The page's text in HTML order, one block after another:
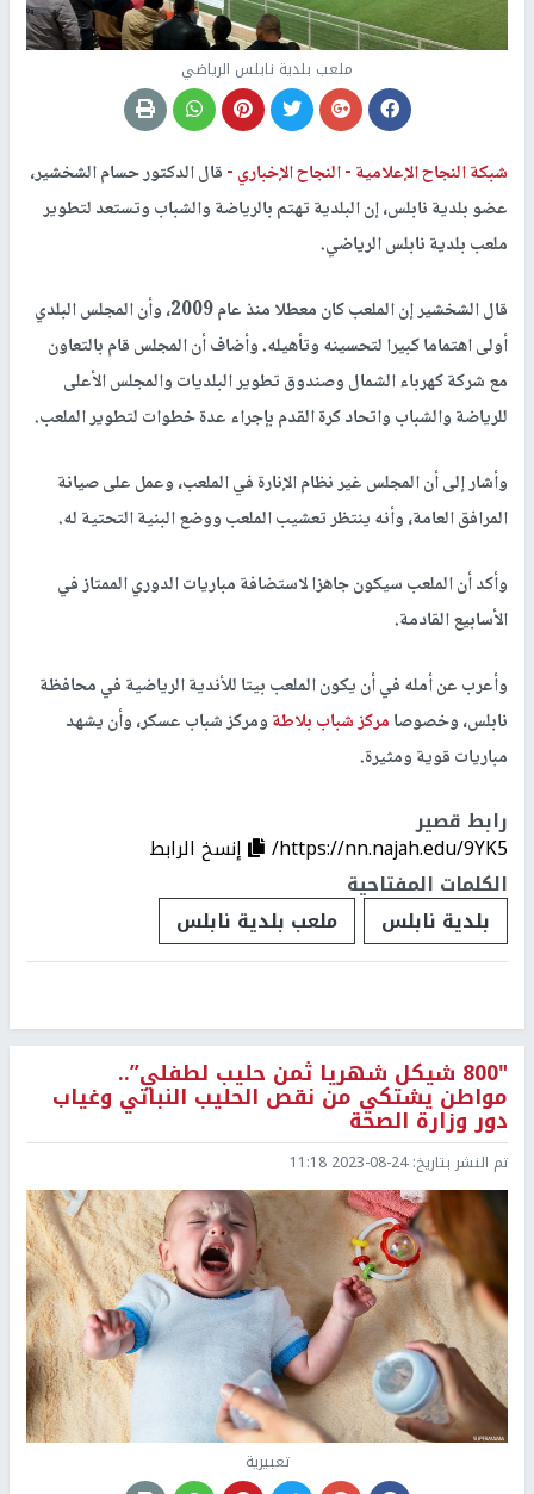
ملعب بلدية نابلس الرياضي
شبكة النجاح الإعلامية -النجاح الإخباري -قال الدكتور حسام الشخشير،
عضو بلدية نابلس، إن البلدية تهتم بالرياضة والشباب وتستعد لتطوير
ملعب بلدية نابلس الرياضي.
قال الشخشير إن الملعب كان معطلا منذ عام 2009، وأن المجلس البلدي
أولى اهتماما كبيرا لتحسينه وتأهيله. وأضاف أن المجلس قام بالتعاون
مع شركة كهرباء الشمال وصندوق تطوير البلديات والمجلس الأعلى
للرياضة والشباب واتحاد كرة القدم بإجراء عدة خطوات لتطوير الملعب.
وأشار إلى أن المجلس غير نظام الإنارة في الملعب، وعمل على صيانة
المرافق العامة، وأنه ينتظر تعشيب الملعب ووضع البنية التحتية له.
وأكد أن الملعب سيكون جاهزا لاستضافة مباريات الدوري الممتاز في
الأسابيع القادمة.
وأعرب عن أمله في أن يكون الملعب بيتا للأندية الرياضية في محافظة
نابلس، وخصوصامركز شباب بلاطةومركز شباب عسكر، وأن يشهد
مباريات قوية ومثيرة.
رابط قصير
https://nn.najah.edu/9YK5/
إنسخ الرابط
الكلمات المفتاحية
بلدية نابلس
ملعب بلدية نابلس
"800 شيكل شهريا ثمن حليب لطفلي”..
مواطن يشتكي من نقص الحليب النباتي وغياب
دور وزارة الصحة
تم النشر بتاريخ:2023-08-24 11:18
تعبيرية